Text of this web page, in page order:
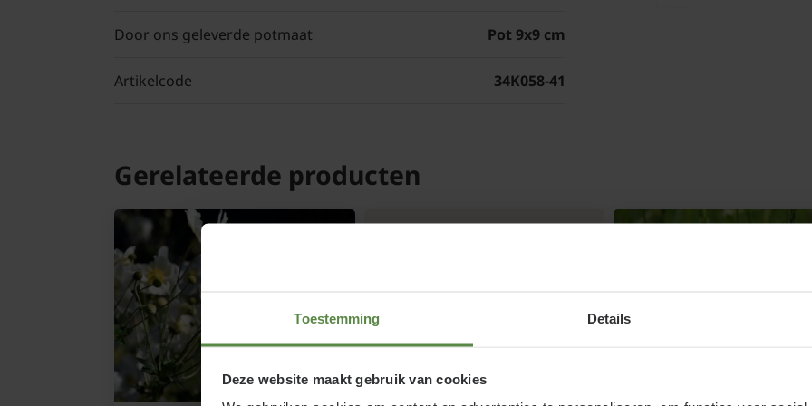
Toestemming Details
Deze website maakt gebruik van cookies
Door ons geleverde potmaat Pot 9x9 cm
Artikelcode 34K058-41
Veelgestelde
Moeten de
De bloemen van de
hoog opgaande
Gerelateerde producten